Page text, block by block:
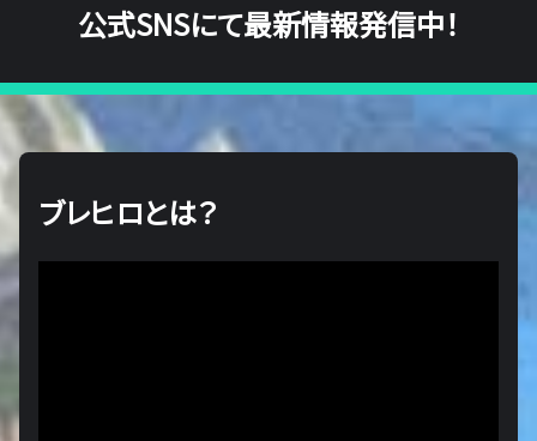
公式SNSにて最新情報発信中！
ブレヒロとは？